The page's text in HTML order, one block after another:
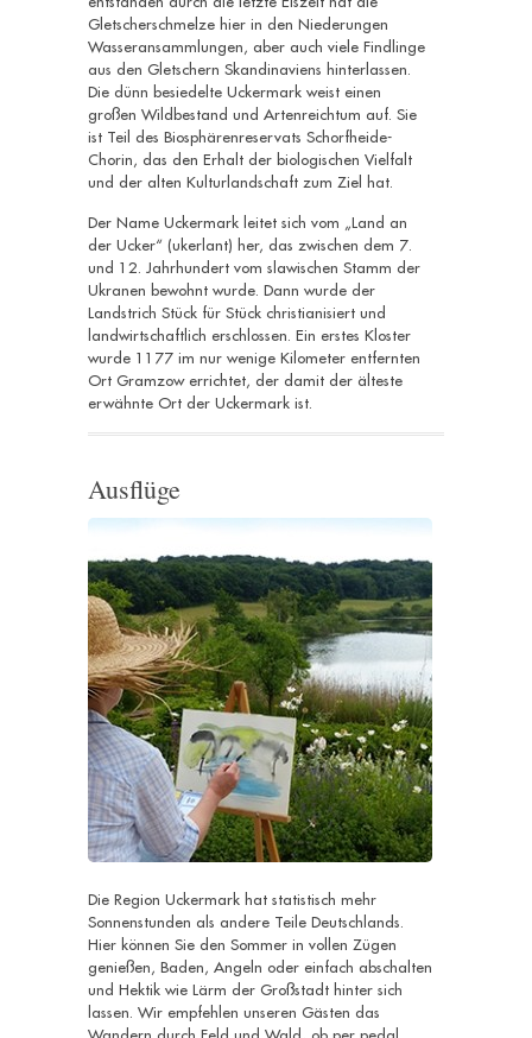
Gletscherschmelze hier in den Niederungen
Wasseransammlungen, aber auch viele Findlinge
aus den Gletschern Skandinaviens hinterlassen.
Die dünn besiedelte Uckermark weist einen
großen Wildbestand und Artenreichtum auf. Sie
ist Teil des Biosphärenreservats Schorfheide-
Chorin, das den Erhalt der biologischen Vielfalt
und der alten Kulturlandschaft zum Ziel hat.
Der Name Uckermark leitet sich vom „Land an
der Ucker“ (ukerlant) her, das zwischen dem 7.
und 12. Jahrhundert vom slawischen Stamm der
Ukranen bewohnt wurde. Dann wurde der
Landstrich Stück für Stück christianisiert und
landwirtschaftlich erschlossen. Ein erstes Kloster
wurde 1177 im nur wenige Kilometer entfernten
Ort Gramzow errichtet, der damit der älteste
erwähnte Ort der Uckermark ist.
Ausflüge
Die Region Uckermark hat statistisch mehr
Sonnenstunden als andere Teile Deutschlands.
Hier können Sie den Sommer in vollen Zügen
genießen, Baden, Angeln oder einfach abschalten
und Hektik wie Lärm der Großstadt hinter sich
lassen. Wir empfehlen unseren Gästen das